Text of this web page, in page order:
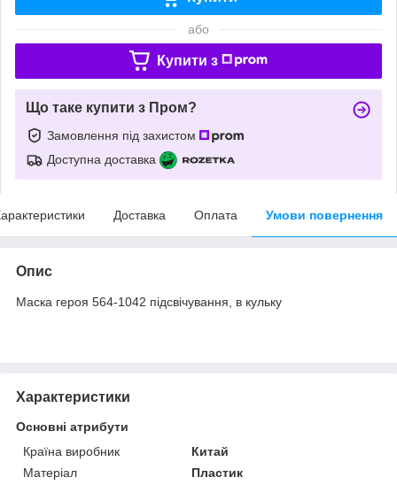
або
Купити з
Що таке купити з Пром?
Замовлення під захистом
Доступна доставка
Доставка Оплата Умови повернення
Опис
Маска героя 564-1042 підсвічування, в кульку
Характеристики
Основні атрибути
Країна виробник
Китай
Матеріал
Пластик